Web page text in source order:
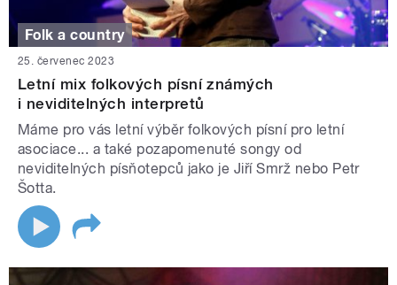
Folk a country
25. červenec 2023
Letní mix folkových písní známých
i neviditelných interpretů
Máme pro vás letní výběr folkových písní pro letní
asociace... a také pozapomenuté songy od
neviditelných písňotepců jako je Jiří Smrž nebo Petr
Šotta.